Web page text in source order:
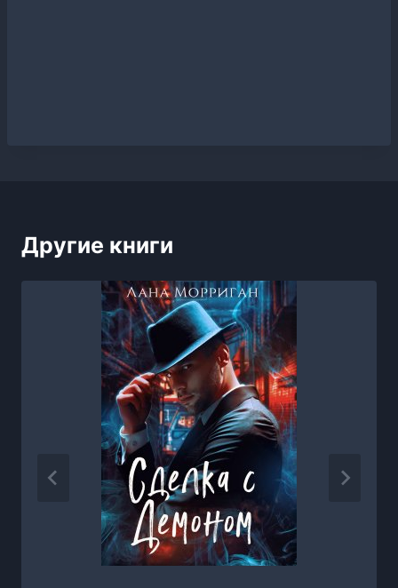
Другие книги